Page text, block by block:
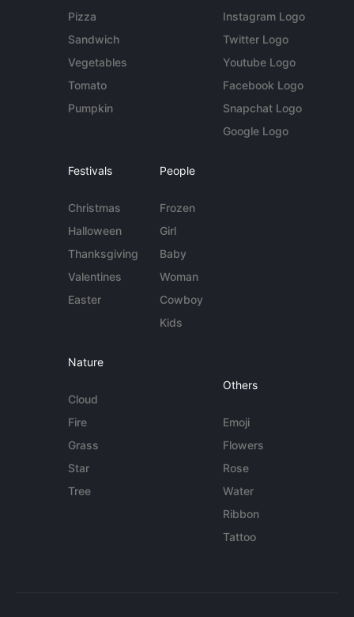
Pizza
Sandwich
Vegetables
Tomato
Pumpkin
Instagram Logo
Twitter Logo
Youtube Logo
Facebook Logo
Snapchat Logo
Google Logo
Festivals
Christmas
Halloween
Thanksgiving
Valentines
Easter
People
Frozen
Girl
Baby
Woman
Cowboy
Kids
Nature
Cloud
Fire
Grass
Star
Tree
Others
Emoji
Flowers
Rose
Water
Ribbon
Tattoo